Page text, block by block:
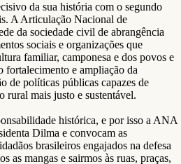
da sua história com o segundo
A Articulação Nacional de
da sociedade civil de abrangência
sociais e organizações que
familiar, camponesa e dos povos e
fortalecimento e ampliação da
de políticas públicas capazes de
rural mais justo e sustentável.
histórica, e por isso a ANA
Dilma e convocam as
brasileiros engajados na defesa
as mangas e sairmos às ruas, praças,